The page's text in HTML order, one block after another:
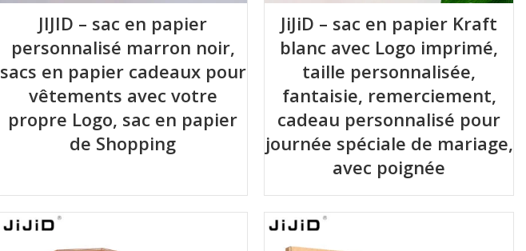
JIJID – sac en papier
personnalisé marron noir,
sacs en papier cadeaux pour
vêtements avec votre
propre Logo, sac en papier
de Shopping
JiJiD – sac en papier Kraft
blanc avec Logo imprimé,
taille personnalisée,
fantaisie, remerciement,
cadeau personnalisé pour
journée spéciale de mariage,
avec poignée